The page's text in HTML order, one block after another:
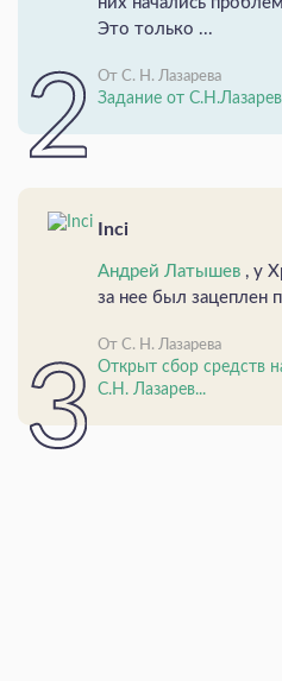
Это только ...
От С. Н. Лазарева
Задание от
Inci
Андрей Латышев , у
за нее был зацеплен
От С. Н. Лазарева
Открыт сбор средств
С.Н. Лазарев...